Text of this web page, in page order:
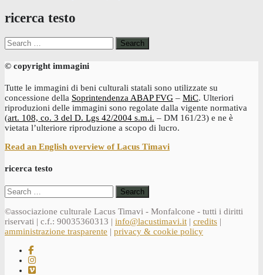
ricerca testo
Search
for:
© copyright immagini
Tutte le immagini di beni culturali statali sono utilizzate su
concessione della Soprintendenza ABAP FVG – MiC. Ulteriori
riproduzioni delle immagini sono regolate dalla vigente normativa
(art. 108, co. 3 del D. Lgs 42/2004 s.m.i. – DM 161/23) e ne è
vietata l’ulteriore riproduzione a scopo di lucro.
Read an English overview of Lacus Timavi
ricerca testo
Search
for:
©associazione culturale Lacus Timavi - Monfalcone - tutti i diritti
riservati | c.f.: 90035360313 | info@lacustimavi.it | credits |
amministrazione trasparente | privacy & cookie policy